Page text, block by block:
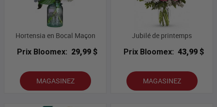
Hortensia en Bocal Maçon
Prix Bloomex: 29,99 $
MAGASINEZ
Jubilé de printemps
Prix Bloomex: 43,99 $
MAGASINEZ